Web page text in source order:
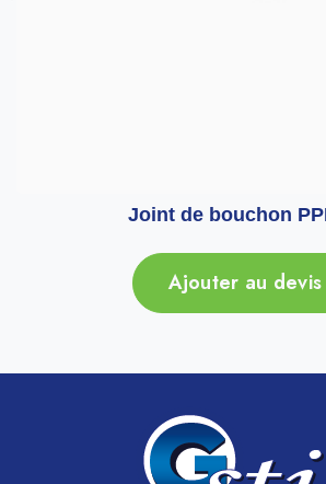
Joint de bouchon
Ajouter au devis